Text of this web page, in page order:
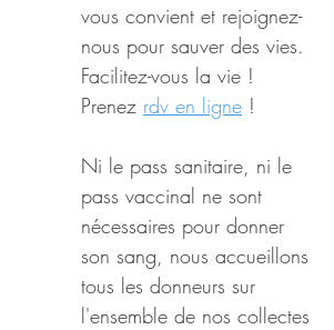
vous convient et rejoignez-
nous pour sauver des vies.
Facilitez-vous la vie !
Prenez rdv en ligne !
Ni le pass sanitaire, ni le
pass vaccinal ne sont
nécessaires pour donner
son sang, nous accueillons
tous les donneurs sur
l'ensemble de nos collectes